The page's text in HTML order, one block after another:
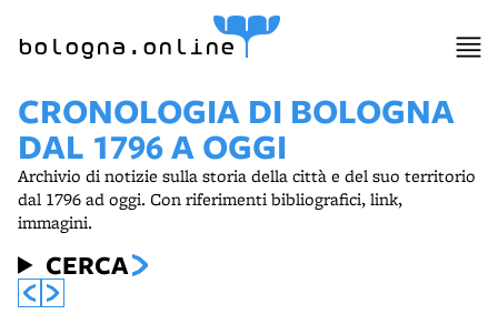
bologna.online
CRONOLOGIA DI BOLOGNA
DAL 1796 A OGGI
Archivio di notizie sulla storia della città e del suo territorio
dal 1796 ad oggi. Con riferimenti bibliografici, link,
immagini.
CERCA